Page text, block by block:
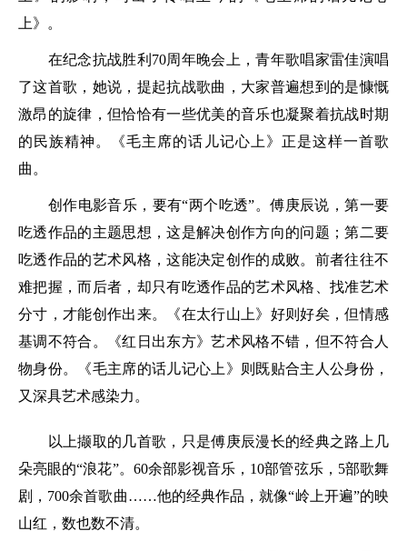
上》。
在纪念抗战胜利70周年晚会上，青年歌唱家雷佳演唱
了这首歌，她说，提起抗战歌曲，大家普遍想到的是慷慨
激昂的旋律，但恰恰有一些优美的音乐也凝聚着抗战时期
的民族精神。《毛主席的话儿记心上》正是这样一首歌
曲。
创作电影音乐，要有“两个吃透”。傅庚辰说，第一要
吃透作品的主题思想，这是解决创作方向的问题；第二要
吃透作品的艺术风格，这能决定创作的成败。前者往往不
难把握，而后者，却只有吃透作品的艺术风格、找准艺术
分寸，才能创作出来。《在太行山上》好则好矣，但情感
基调不符合。《红日出东方》艺术风格不错，但不符合人
物身份。《毛主席的话儿记心上》则既贴合主人公身份，
又深具艺术感染力。
以上撷取的几首歌，只是傅庚辰漫长的经典之路上几
朵亮眼的“浪花”。60余部影视音乐，10部管弦乐，5部歌舞
剧，700余首歌曲……他的经典作品，就像“岭上开遍”的映
山红，数也数不清。